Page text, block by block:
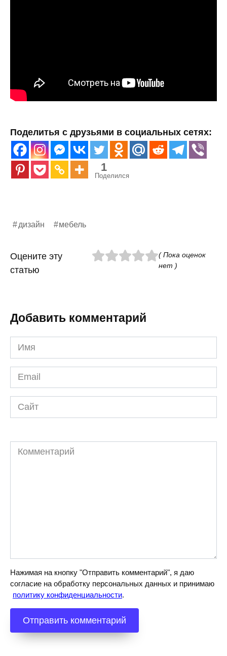
Поделитья с друзьями в социальных сетях:
1
Поделился
дизайн мебель
Оцените эту
статью
( Пока оценок
нет )
Добавить комментарий
Имя
*
Email
*
Сайт
Комментарий
Нажимая на кнопку "Отправить комментарий", я даю
согласие на обработку персональных данных и принимаю
политику конфиденциальности.